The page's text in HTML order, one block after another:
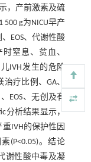
，产前激素及硫
g为NICU早产
EOS、代谢性酸
窒息、贫血、
IVH发生的危险
疗比例、GA、
EOS、无创及有
分析结果显示，
重IVH的保护性因
(P<0.05)。结论
谢性酸中毒及凝